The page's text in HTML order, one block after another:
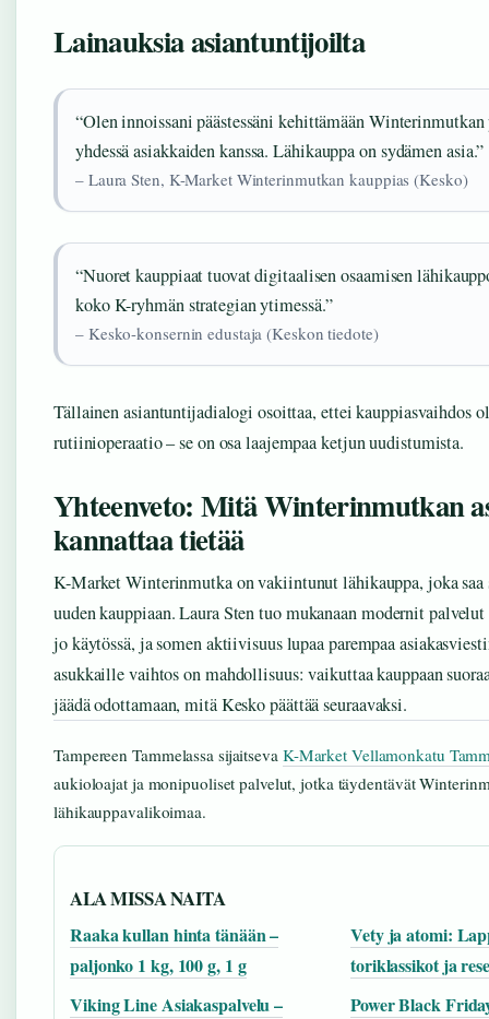
Lainauksia asiantuntijoilta
“Olen innoissani päästessäni kehittämään
yhdessä asiakkaiden kanssa. Lähikauppa on sydämen asia.”
– Laura Sten, K-Market Winterinmutkan kauppias (Kesko)
“Nuoret kauppiaat tuovat digitaalisen osaamisen
koko K-ryhmän strategian ytimessä.”
– Kesko-konsernin edustaja (Keskon tiedote)
Tällainen asiantuntijadialogi osoittaa, ettei kauppiasvaihdos
rutiinioperaatio – se on osa laajempaa ketjun uudistumista.
Yhteenveto: Mitä Winterinmutkan
kannattaa tietää
K-Market Winterinmutka on vakiintunut lähikauppa, joka saa
uuden kauppiaan. Laura Sten tuo mukanaan modernit
jo käytössä, ja somen aktiivisuus lupaa parempaa
asukkaille vaihtos on mahdollisuus: vaikuttaa kauppaan
jäädä odottamaan, mitä Kesko päättää seuraavaksi.
Tampereen Tammelassa sijaitseva K-Market Vellamonkatu
aukioloajat ja monipuoliset palvelut, jotka täydentävät
lähikauppavalikoimaa.
ALA MISSA NAITA
Raaka kullan hinta tänään –
paljonko 1 kg, 100 g, 1 g
Vety ja atomi:
toriklassikot ja
Viking Line Asiakaspalvelu –
Power Black